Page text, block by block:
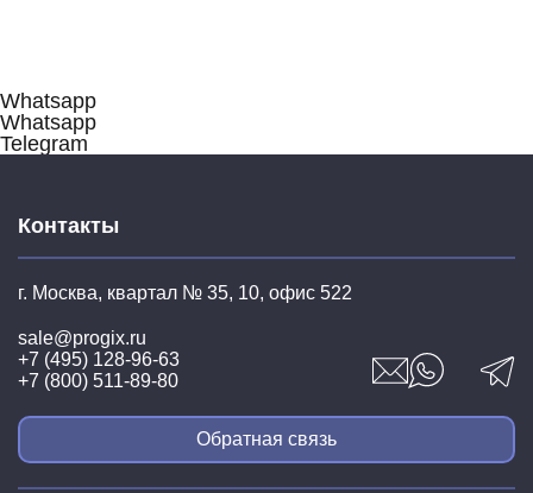
Контакты
г. Москва, квартал № 35, 10, офис 522
sale@progix.ru
+7 (495) 128-96-63
+7 (800) 511-89-80
Обратная связь
Whatsapp
Whatsapp
Telegram